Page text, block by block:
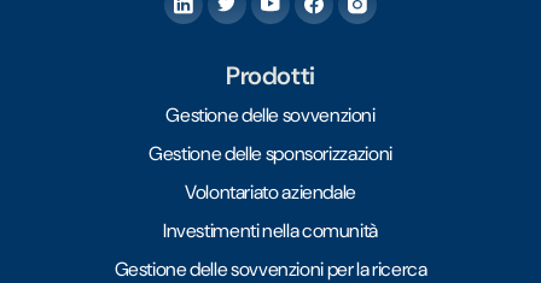
Prodotti
Gestione delle sovvenzioni
Gestione delle sponsorizzazioni
Volontariato aziendale
Investimenti nella comunità
Gestione delle sovvenzioni per la ricerca